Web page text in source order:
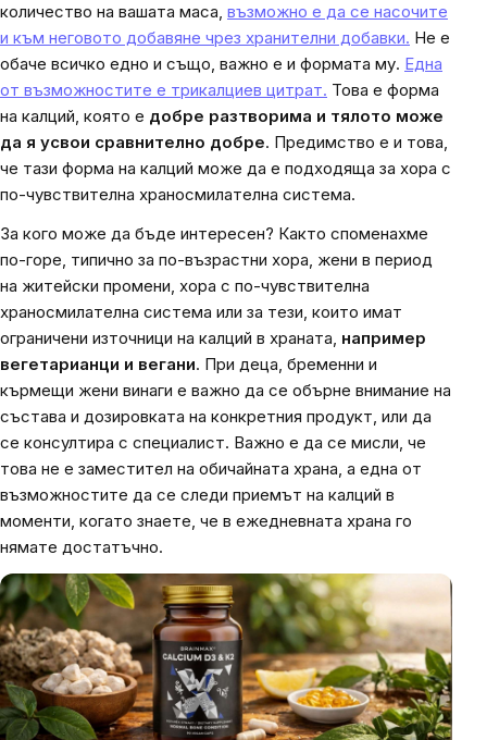
количество на вашата маса, възможно е да се насочите
и към неговото добавяне чрез хранителни добавки. Не е
обаче всичко едно и също, важно е и формата му. Една
от възможностите е трикалциев цитрат. Това е форма
на калций, която е добре разтворима и тялото може
да я усвои сравнително добре. Предимство е и това,
че тази форма на калций може да е подходяща за хора с
по-чувствителна храносмилателна система.
За кого може да бъде интересен? Както споменахме
по-горе, типично за по-възрастни хора, жени в период
на житейски промени, хора с по-чувствителна
храносмилателна система или за тези, които имат
ограничени източници на калций в храната, например
вегетарианци и вегани. При деца, бременни и
кърмещи жени винаги е важно да се обърне внимание на
състава и дозировката на конкретния продукт, или да
се консултира с специалист. Важно е да се мисли, че
това не е заместител на обичайната храна, а една от
възможностите да се следи приемът на калций в
моменти, когато знаете, че в ежедневната храна го
нямате достатъчно.